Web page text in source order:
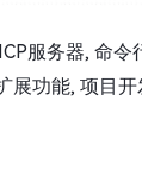
服务器, 命令
展功能, 项目